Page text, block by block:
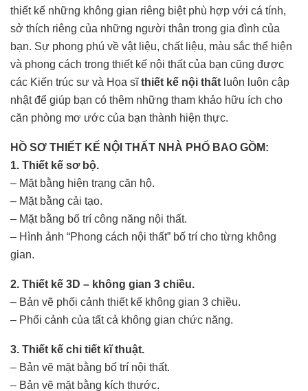
thiết kế những không gian riêng biệt phù hợp với cá tính,
sở thích riêng của những người thân trong gia đình của
bạn. Sự phong phú về vật liệu, chất liệu, màu sắc thể hiện
và phong cách trong thiết kế nội thất của bạn cũng được
các Kiến trúc sư và Họa sĩthiết kế nội thất luôn luôn cập
nhật để giúp bạn có thêm những tham khảo hữu ích cho
căn phòng mơ ước của bạn thành hiện thực.
HỒ SƠ THIẾT KẾ NỘI THẤT NHÀ PHỐ BAO GỒM:
1. Thiết kế sơ bộ.
– Mặt bằng hiện trạng căn hộ.
– Mặt bằng cải tạo.
– Mặt bằng bố trí công năng nội thất.
– Hình ảnh “Phong cách nội thất” bố trí cho từng không
gian.
2. Thiết kế 3D – không gian 3 chiều.
– Bản vẽ phối cảnh thiết kế không gian 3 chiều.
– Phối cảnh của tất cả không gian chức năng.
3. Thiết kế chi tiết kĩ thuật.
– Bản vẽ mặt bằng bố trí nội thất.
– Bản vẽ mặt bằng kích thước.